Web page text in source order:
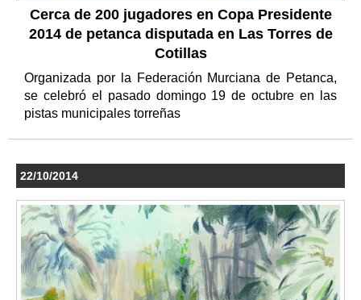
Cerca de 200 jugadores en Copa Presidente
2014 de petanca disputada en Las Torres de
Cotillas
Organizada por la Federación Murciana de Petanca,
se celebró el pasado domingo 19 de octubre en las
pistas municipales torreñas
22/10/2014